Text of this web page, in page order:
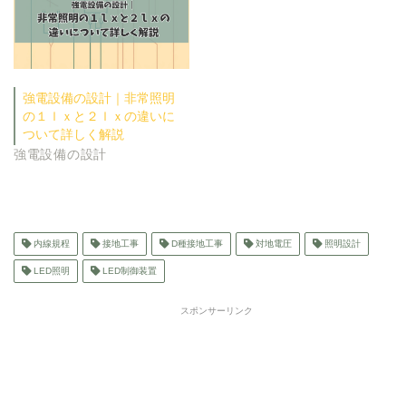
強電設備の設計｜非常照明
の１ｌｘと２ｌｘの違いに
ついて詳しく解説
強電設備の設計
内線規程 接地工事 D種接地工事 対地電圧 照明設計
LED照明 LED制御装置
スポンサーリンク